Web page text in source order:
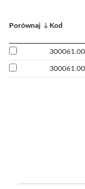
Porównaj Kod